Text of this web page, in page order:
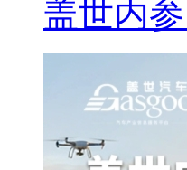
盖世内